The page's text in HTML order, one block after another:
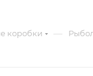
коробки —